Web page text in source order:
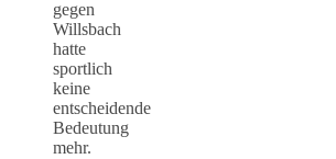
gegen
Willsbach
hatte
sportlich
keine
entscheidende
Bedeutung
mehr.